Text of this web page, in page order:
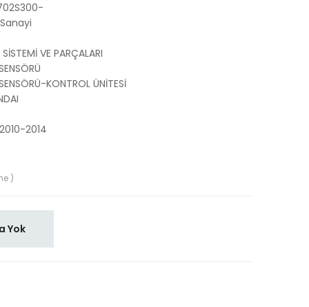
SİSTEMİ VE PARÇALARI
KONTROL ÜNİTESİ
2014
)
Yok